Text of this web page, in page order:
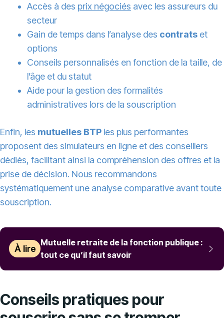
Accès à des prix négociés avec les assureurs du
secteur
Gain de temps dans l’analyse des contrats et
options
Conseils personnalisés en fonction de la taille, de
l’âge et du statut
Aide pour la gestion des formalités
administratives lors de la souscription
Enfin, les mutuelles BTP les plus performantes
proposent des simulateurs en ligne et des conseillers
dédiés, facilitant ainsi la compréhension des offres et la
prise de décision. Nous recommandons
systématiquement une analyse comparative avant toute
souscription.
À lire
Mutuelle retraite de la fonction publique :
tout ce qu’il faut savoir
Conseils pratiques pour